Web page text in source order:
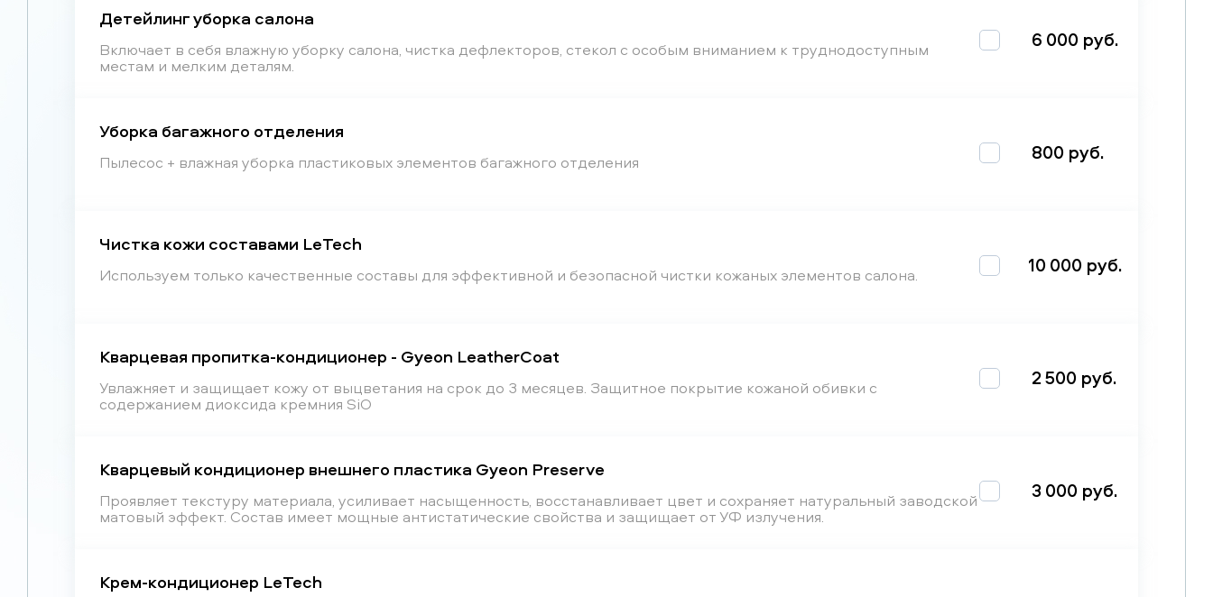
Детейлинг уборка салона
Включает в себя влажную уборку салона, чистка дефлекторов, стекол с особым вниманием к труднодоступным
местам и мелким деталям.
6 000 руб.
Уборка багажного отделения
Пылесос + влажная уборка пластиковых элементов багажного отделения 800 руб.
Чистка кожи составами LeTech
Используем только качественные составы для эффективной и безопасной чистки кожаных элементов салона. 10 000 руб.
Кварцевая пропитка-кондиционер - Gyeon LeatherCoat
Увлажняет и защищает кожу от выцветания на срок до 3 месяцев. Защитное покрытие кожаной обивки с
содержанием диоксида кремния SiO
2 500 руб.
Кварцевый кондиционер внешнего пластика Gyeon Preserve
Проявляет текстуру материала, усиливает насыщенность, восстанавливает цвет и сохраняет натуральный заводской
матовый эффект. Состав имеет мощные антистатические свойства и защищает от УФ излучения.
3 000 руб.
Крем-кондиционер LeTech